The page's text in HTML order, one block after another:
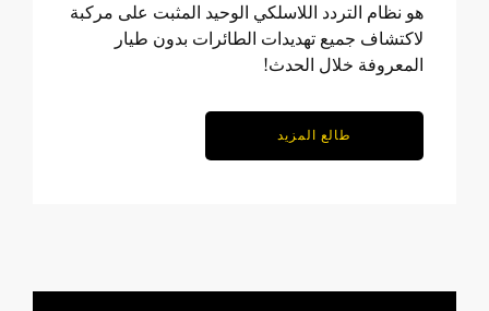
هو نظام التردد اللاسلكي الوحيد المثبت على مركبة
لاكتشاف جميع تهديدات الطائرات بدون طيار
المعروفة خلال الحدث!
طالع المزيد